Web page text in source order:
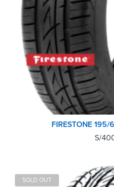
FIRESTONE
S/
SOLD OUT